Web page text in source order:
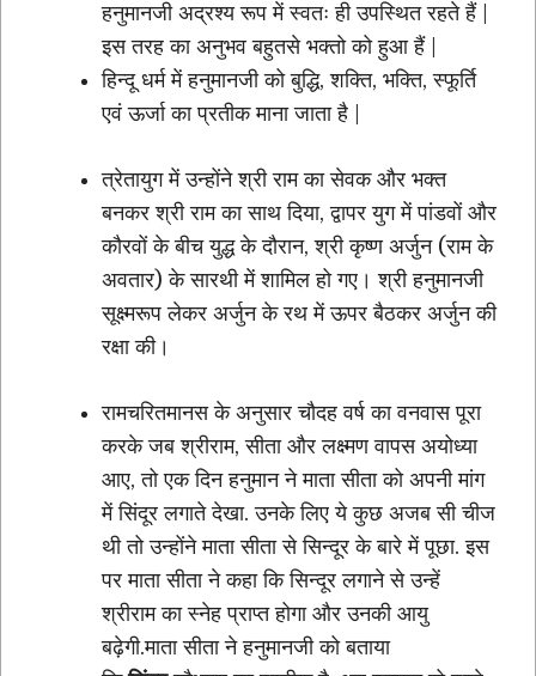
हनुमानजी अद्रश्य रूप में स्वतः ही उपस्थित रहते हैं |
इस तरह का अनुभव बहुतसे भक्तो को हुआ हैं |
हिन्दू धर्म में हनुमानजी को बुद्धि, शक्ति, भक्ति, स्फूर्ति
एवं ऊर्जा का प्रतीक माना जाता है |
त्रेतायुग में उन्होंने श्री राम का सेवक और भक्त
बनकर श्री राम का साथ दिया, द्वापर युग में पांडवों और
कौरवों के बीच युद्ध के दौरान, श्री कृष्ण अर्जुन (राम के
अवतार) के सारथी में शामिल हो गए। श्री हनुमानजी
सूक्ष्मरूप लेकर अर्जुन के रथ में ऊपर बैठकर अर्जुन की
रक्षा की।
रामचरितमानस के अनुसार चौदह वर्ष का वनवास पूरा
करके जब श्रीराम, सीता और लक्ष्मण वापस अयोध्या
आए, तो एक दिन हनुमान ने माता सीता को अपनी मांग
में सिंदूर लगाते देखा. उनके लिए ये कुछ अजब सी चीज
थी तो उन्होंने माता सीता से सिन्दूर के बारे में पूछा. इस
पर माता सीता ने कहा कि सिन्दूर लगाने से उन्हें
श्रीराम का स्नेह प्राप्त होगा और उनकी आयु
बढ़ेगी.माता सीता ने हनुमानजी को बताया